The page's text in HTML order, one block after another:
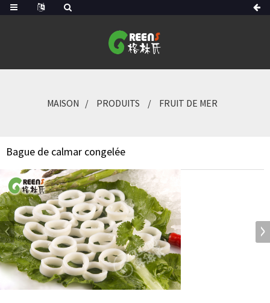
MAISON PRODUITS FRUIT DE MER
Bague de calmar congelée